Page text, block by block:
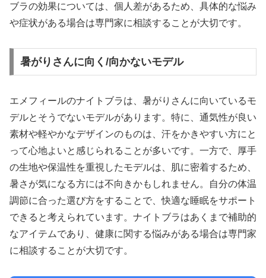
ブラの効果については、個人差があるため、具体的な悩み
や症状がある場合は専門家に相談することが大切です。
暑がりさんに向く/向かないモデル
エメフィールのナイトブラは、暑がりさんに向いているモ
デルとそうでないモデルがあります。特に、通気性が良い
素材や軽やかなデザインのものは、汗をかきやすい方にと
って心地よいと感じられることが多いです。一方で、厚手
の生地や保温性を重視したモデルは、肌に密着するため、
暑さが気になる方には不向きかもしれません。自分の体温
調節に合った選び方をすることで、快適な睡眠をサポート
できると考えられています。ナイトブラはあくまで補助的
なアイテムであり、健康に関する悩みがある場合は専門家
に相談することが大切です。